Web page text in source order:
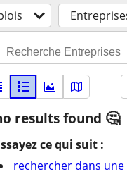
results found
ce qui suit :
rechercher dans